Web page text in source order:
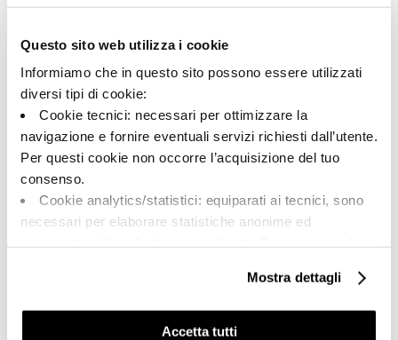
Questo sito web utilizza i cookie
Informiamo che in questo sito possono essere utilizzati
diversi tipi di cookie:
Cookie tecnici: necessari per ottimizzare la
navigazione e fornire eventuali servizi richiesti dall’utente.
Per questi cookie non occorre l’acquisizione del tuo
consenso.
Cookie analytics/statistici: equiparati ai tecnici, sono
necessari per elaborare statistiche anonime ed
Cookie di profilazione/marketing: sono utilizzati, solo
previo tuo consenso, per esaminare le tue abitudini di
navigazione e mostrarti quindi avvisi pubblicitari mirati, in
Mostra dettagli
Accetta tutti
Terracotta
Tipologia:
Formato:
15.0x30.0
naturale
Aspetto superficiale:
opaco
Stonalizzazione:
V3
Unità di misura: